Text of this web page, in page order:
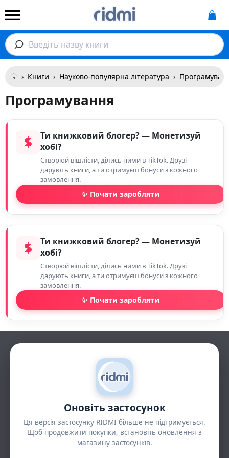
Введіть назву книги
› Книги › Науково-популярна література ›
Програмування
Ти книжковий блогер? — Монетизуй
хобі?
Створюй вішлісти, ділись ними в TikTok. Друзі
дарують книги, а ти отримуєш бонуси з кожного
замовлення.
✨ Почати заробляти
Ти книжковий блогер? — Монетизуй
хобі?
Створюй вішлісти, ділись ними в TikTok. Друзі
дарують книги, а ти отримуєш бонуси з кожного
замовлення.
✨ Почати заробляти
Оновіть застосунок
Ця версія застосунку RIDMI більше не підтримується.
Щоб продовжити покупки, встановіть оновлення з
магазину застосунків.